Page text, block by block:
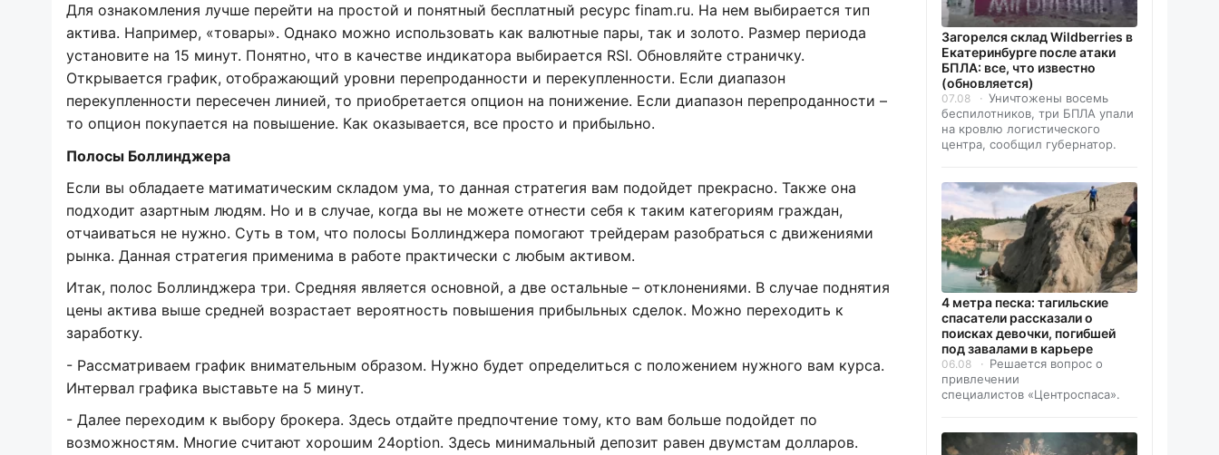
Для ознакомления лучше перейти на простой и понятный бесплатный ресурс finam.ru. На нем выбирается тип
актива. Например, «товары». Однако можно использовать как валютные пары, так и золото. Размер периода
установите на 15 минут. Понятно, что в качестве индикатора выбирается RSI. Обновляйте страничку.
Открывается график, отображающий уровни перепроданности и перекупленности. Если диапазон
перекупленности пересечен линией, то приобретается опцион на понижение. Если диапазон перепроданности –
то опцион покупается на повышение. Как оказывается, все просто и прибыльно.
Полосы Боллинджера
Если вы обладаете матиматическим складом ума, то данная стратегия вам подойдет прекрасно. Также она
подходит азартным людям. Но и в случае, когда вы не можете отнести себя к таким категориям граждан,
отчаиваться не нужно. Суть в том, что полосы Боллинджера помогают трейдерам разобраться с движениями
рынка. Данная стратегия применима в работе практически с любым активом.
Итак, полос Боллинджера три. Средняя является основной, а две остальные – отклонениями. В случае поднятия
цены актива выше средней возрастает вероятность повышения прибыльных сделок. Можно переходить к
заработку.
- Рассматриваем график внимательным образом. Нужно будет определиться с положением нужного вам курса.
Интервал графика выставьте на 5 минут.
- Далее переходим к выбору брокера. Здесь отдайте предпочтение тому, кто вам больше подойдет по
возможностям. Многие считают хорошим 24option. Здесь минимальный депозит равен двумстам долларов.
Загорелся склад Wildberries в
Екатеринбурге после атаки
БПЛА: все, что известно
(обновляется)
07.08
Уничтожены восемь
беспилотников, три БПЛА упали
на кровлю логистического
центра, сообщил губернатор.
4 метра песка: тагильские
спасатели рассказали о
поисках девочки, погибшей
под завалами в карьере
06.08
Решается вопрос о
привлечении
специалистов «Центроспаса».